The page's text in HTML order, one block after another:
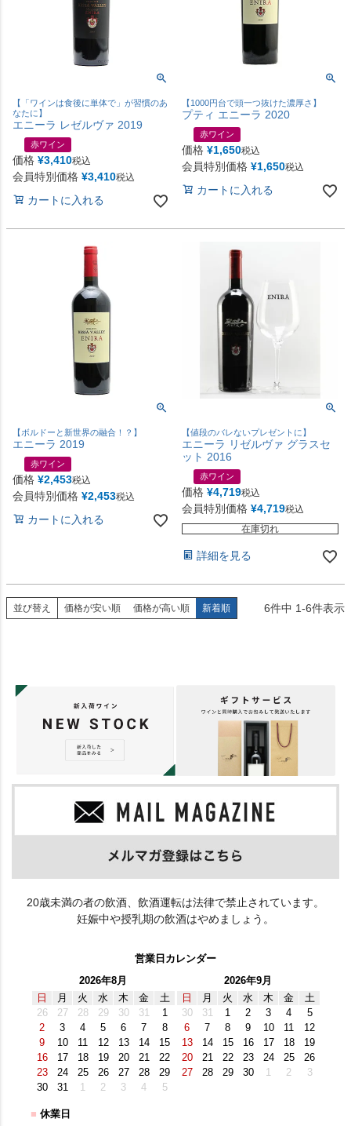
【「ワインは食後に単体で」が習慣のあ
なたに】
エニーラ レゼルヴァ 2019
赤ワイン
価格 ¥3,410税込
会員特別価格 ¥3,410税込
カートに入れる
【1000円台で頭一つ抜けた濃厚さ】
プティ エニーラ 2020
赤ワイン
価格 ¥1,650税込
会員特別価格 ¥1,650税込
カートに入れる
【ボルドーと新世界の融合！？】
エニーラ 2019
赤ワイン
価格 ¥2,453税込
会員特別価格 ¥2,453税込
カートに入れる
【値段のバレないプレゼントに】
エニーラ リゼルヴァ グラスセ
ット 2016
赤ワイン
価格 ¥4,719税込
会員特別価格 ¥4,719税込
在庫切れ
詳細を見る
並び替え 価格が安い順 価格が高い順 新着順 6件中 1-6件表示
20歳未満の者の飲酒、飲酒運転は法律で禁止されています。
妊娠中や授乳期の飲酒はやめましょう。
営業日カレンダー
2026年8月
日
月 火 水 木 金
土
26
27 28 29 30 31
1
2
3 4 5 6 7
8
9
10 11 12 13 14
15
16
17 18 19 20 21
22
23
24 25 26 27 28
29
30
31 1 2 3 4 5
2026年9月
日
月 火 水 木 金
土
30
31 1 2 3 4
5
6
7 8 9 10 11
12
13
14 15 16 17 18
19
20
21 22 23 24 25
26
27
28 29 30 1 2 3
■ 休業日